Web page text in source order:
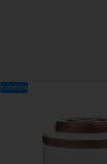
Kolekcia